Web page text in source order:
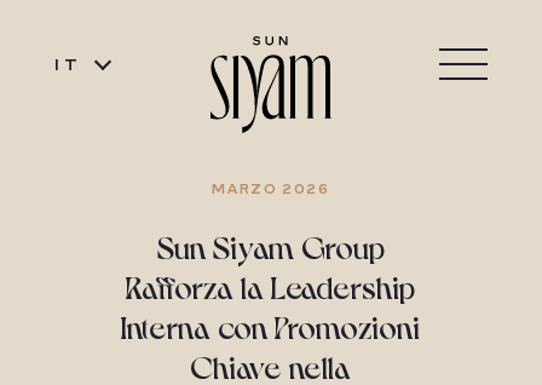
IT
MARZO 2026
Sun Siyam Group
Rafforza la Leadership
Interna con Promozioni
Chiave nella